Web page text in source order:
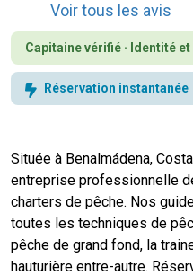
Voir tous les avis
Capitaine vérifié · Identité
Réservation instantanée
Située à Benalmádena,
entreprise professionnelle
charters de pêche. Nos
toutes les techniques de
pêche de grand fond, la
hauturière entre-autre.